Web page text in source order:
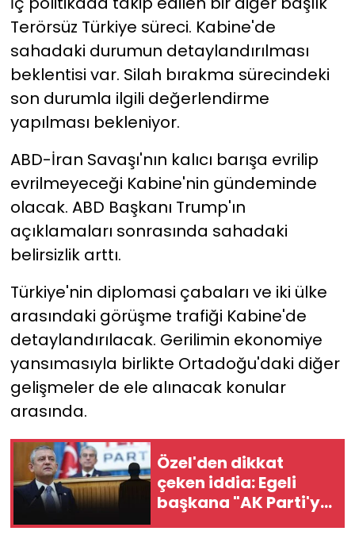
Terörsüz Türkiye süreci. Kabine'de
sahadaki durumun detaylandırılması
beklentisi var. Silah bırakma sürecindeki
son durumla ilgili değerlendirme
yapılması bekleniyor.
ABD-İran Savaşı'nın kalıcı barışa evrilip
evrilmeyeceği Kabine'nin gündeminde
olacak. ABD Başkanı Trump'ın
açıklamaları sonrasında sahadaki
belirsizlik arttı.
Türkiye'nin diplomasi çabaları ve iki ülke
arasındaki görüşme trafiği Kabine'de
detaylandırılacak. Gerilimin ekonomiye
yansımasıyla birlikte Ortadoğu'daki diğer
gelişmeler de ele alınacak konular
arasında.
Özel'den dikkat
çeken iddia: Egeli
başkana "AK Parti'ye
katıl, yoksa